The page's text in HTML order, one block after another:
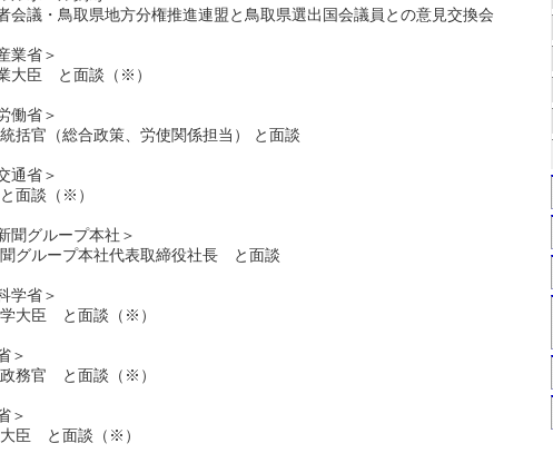
議・鳥取県地方分権推進連盟と鳥取県選出国会議員との意見交換会
業省＞
臣 と面談（※）
働省＞
官（総合政策、労使関係担当） と面談
通省＞
談（※）
聞グループ本社＞
ループ本社代表取締役社長 と面談
学省＞
大臣 と面談（※）
＞
務官 と面談（※）
＞
臣 と面談（※）